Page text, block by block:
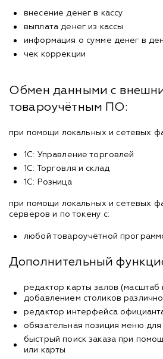
внесение денег в кассу
выплата денег из кассы
информация о сумме денег в
чек коррекции
Обмен данными с
товароучётным ПО:
при помощи локальных и сетевых
1С: Управление торговлей
1С: Торговля и склад
1С: Розница
при помощи локальных и сетевых
серверов и по токену с:
любой товароучётной
Дополнительный
редактор карты залов
добавлением столиков
редактор интерфейса
обязательная позиция меню
быстрый поиск заказа при
или карты